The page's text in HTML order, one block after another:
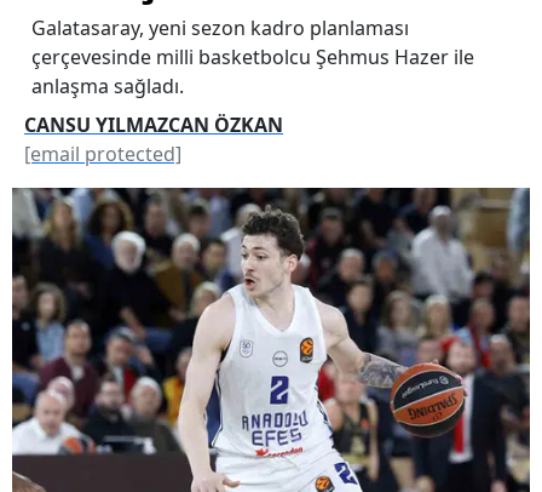
Galatasaray, yeni sezon kadro planlaması
çerçevesinde milli basketbolcu Şehmus Hazer ile
anlaşma sağladı.
CANSU YILMAZCAN ÖZKAN
[email protected]